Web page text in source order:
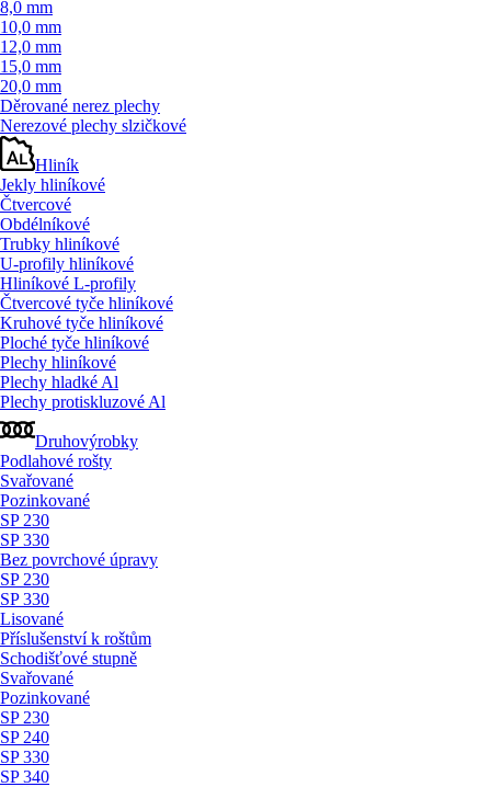
8,0 mm
10,0 mm
12,0 mm
15,0 mm
20,0 mm
Děrované nerez plechy
Nerezové plechy slzičkové
Hliník
Jekly hliníkové
Čtvercové
Obdélníkové
Trubky hliníkové
U-profily hliníkové
Hliníkové L-profily
Čtvercové tyče hliníkové
Kruhové tyče hliníkové
Ploché tyče hliníkové
Plechy hliníkové
Plechy hladké Al
Plechy protiskluzové Al
Druhovýrobky
Podlahové rošty
Svařované
Pozinkované
SP 230
SP 330
Bez povrchové úpravy
SP 230
SP 330
Lisované
Příslušenství k roštům
Schodišťové stupně
Svařované
Pozinkované
SP 230
SP 240
SP 330
SP 340